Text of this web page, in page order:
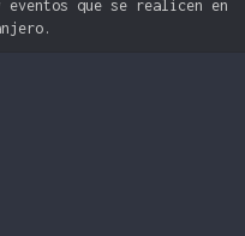
eventos que se realicen en